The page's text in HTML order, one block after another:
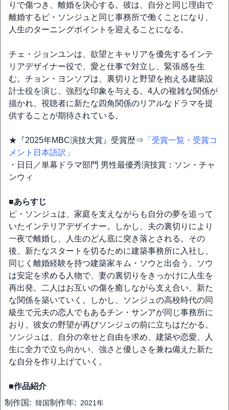
りで傷つき、離婚を決心する。彼は、自分と同じ理由で
離婚するピ・ソンジュと同じ事務所で働くことになり、
人生のターニングポイントを迎えることになる。
チェ・ジョンユンは、欲望とキャリアを優先するインテ
リアデザイナー役で、愛と仕事で対立し、緊張感を生
む。チョン・ヨンソプは、裏切りと野望を抱える建築設
計士役を演じ、強烈な印象を与える。4人の複雑な関係が
描かれ、視聴者に新たな四角関係のリアルなドラマを提
供することが期待されている。
★『2025年MBC演技大賞』受賞歴⇒ 「受賞一覧・受賞コ
メント日本語訳」
・日日／単幕ドラマ部門 男性最優秀演技賞：ソン・チャ
ンウィ
■あらすじ
ピ・ソンジュは、家庭を支えながらも自分の夢を追って
いたインテリアデザイナー。しかし、夫の裏切りにより
一夜で離婚し、人生のどん底に突き落とされる。その
後、新たなスタートを切るために建築事務所に入社し、
同じく離婚経験を持つ建築家キム・ソウと出会う。ソウ
は安定を求める人物で、妻の裏切りをきっかけに人生を
再出発。二人はお互いの傷を癒しながら支え合い、新た
な関係を築いていく。しかし、ソンジュの高校時代の同
級生で元夫の恋人でもあるチン・サンアが同じ事務所に
おり、彼女の野望が再びソンジュの前に立ちはだかる。
ソンジュは、自分の幸せと自由を求め、建築や恋愛、人
生に全力で立ち向かい、強さと優しさを兼ね備えた新た
な自分を作り上げていく。
■作品紹介
制作国: 韓国制作年: 2021年